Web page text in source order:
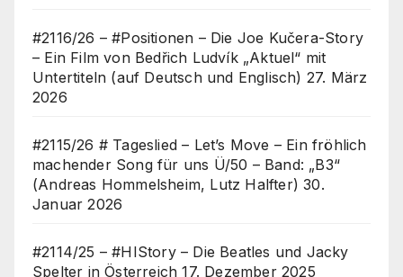
#2116/26 – #Positionen – Die Joe Kučera-Story
– Ein Film von Bedřich Ludvík „Aktuel“ mit
Untertiteln (auf Deutsch und Englisch) 27. März
2026
#2115/26 # Tageslied – Let’s Move – Ein fröhlich
machender Song für uns Ü/50 – Band: „B3“
(Andreas Hommelsheim, Lutz Halfter) 30.
Januar 2026
#2114/25 – #HIStory – Die Beatles und Jacky
Spelter in Österreich 17. Dezember 2025